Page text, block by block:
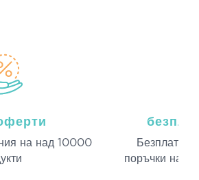
на над 10000
Безплатна
поръчки над